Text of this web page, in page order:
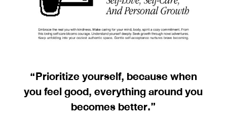
“Prioritize yourself, because when
you feel good, everything around you
becomes better.”